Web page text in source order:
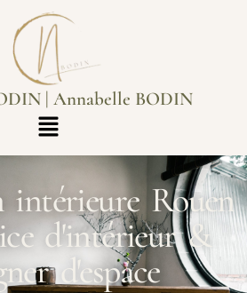
| Annabelle BODIN
intérieure Rouen
d'intérieur &
d'espace